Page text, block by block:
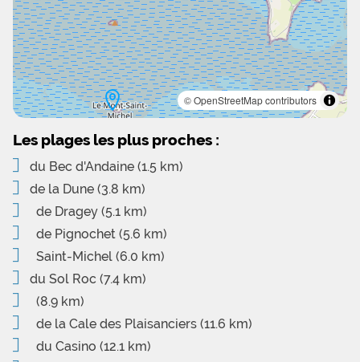
© OpenStreetMap contributors
Les plages les plus proches :
du Bec d'Andaine (1.5 km)
de la Dune (3.8 km)
de Dragey (5.1 km)
de Pignochet (5.6 km)
Saint-Michel (6.0 km)
du Sol Roc (7.4 km)
(8.9 km)
de la Cale des Plaisanciers (11.6 km)
du Casino (12.1 km)